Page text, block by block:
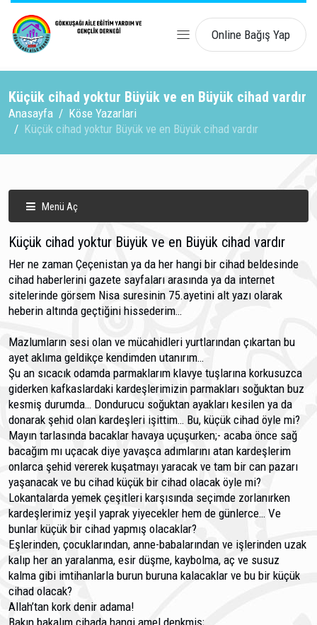
Online Bağış Yap
Küçük cihad yoktur Büyük ve en Büyük cihad vardır
Anasayfa
Köse Yazarlari
Küçük cihad yoktur Büyük ve en Büyük cihad vardır
Menü Aç
Küçük cihad yoktur Büyük ve en Büyük cihad vardır
Her ne zaman Çeçenistan ya da her hangi bir cihad beldesinde
cihad haberlerini gazete sayfaları arasında ya da internet
sitelerinde görsem Nisa suresinin 75.ayetini alt yazı olarak
heberin altında geçtiğini hissederim…
Mazlumların sesi olan ve mücahidleri yurtlarından çıkartan bu
ayet aklıma geldikçe kendimden utanırım…
Şu an sıcacık odamda parmaklarım klavye tuşlarına korkusuzca
giderken kafkaslardaki kardeşlerimizin parmakları soğuktan buz
kesmiş durumda… Dondurucu soğuktan ayakları kesilen ya da
donarak şehid olan kardeşleri işittim… Bu, küçük cihad öyle mi?
Mayın tarlasında bacaklar havaya uçuşurken;- acaba önce sağ
bacağım mı uçacak diye yavaşca adımlarını atan kardeşlerim
onlarca şehid vererek kuşatmayı yaracak ve tam bir can pazarı
yaşanacak ve bu cihad küçük bir cihad olacak öyle mi?
Lokantalarda yemek çeşitleri karşısında seçimde zorlanırken
kardeşlerimiz yeşil yaprak yiyecekler hem de günlerce… Ve
bunlar küçük bir cihad yapmış olacaklar?
Eşlerinden, çocuklarından, anne-babalarından ve işlerinden uzak
kalıp her an yaralanma, esir düşme, kaybolma, aç ve susuz
kalma gibi imtihanlarla burun buruna kalacaklar ve bu bir küçük
cihad olacak?
Allah’tan kork denir adama!
Bakın bakalım cihada hangi amel denkmiş;